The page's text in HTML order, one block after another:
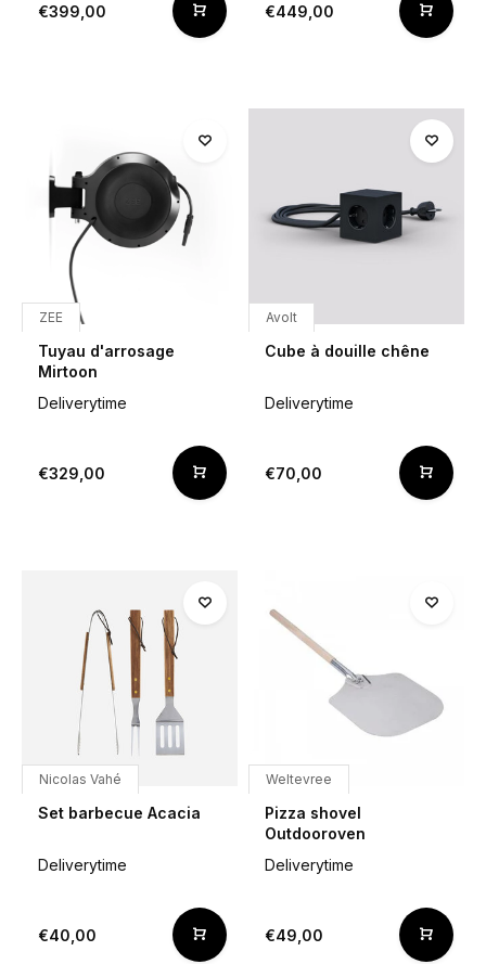
€399,00 €449,00
ZEE
Tuyau d'arrosage
Mirtoon
Deliverytime
€329,00
Avolt
Cube à douille chêne
Deliverytime
€70,00
Nicolas Vahé
Set barbecue Acacia
Deliverytime
€40,00
Weltevree
Pizza shovel
Outdooroven
Deliverytime
€49,00